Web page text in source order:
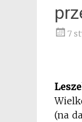
7
(na